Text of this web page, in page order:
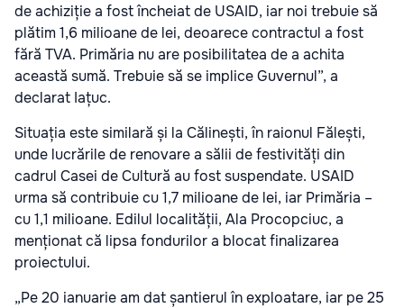
de achiziție a fost încheiat de USAID, iar noi trebuie să
plătim 1,6 milioane de lei, deoarece contractul a fost
fără TVA. Primăria nu are posibilitatea de a achita
această sumă. Trebuie să se implice Guvernul”, a
declarat Iațuc.
Situația este similară și la Călinești, în raionul Fălești,
unde lucrările de renovare a sălii de festivități din
cadrul Casei de Cultură au fost suspendate. USAID
urma să contribuie cu 1,7 milioane de lei, iar Primăria –
cu 1,1 milioane. Edilul localității, Ala Procopciuc, a
menționat că lipsa fondurilor a blocat finalizarea
proiectului.
„Pe 20 ianuarie am dat șantierul în exploatare, iar pe 25